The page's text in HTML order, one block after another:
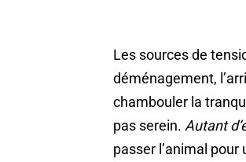
Les sources de
déménagement,
chambouler la
pas serein. Autant
passer l’animal pour